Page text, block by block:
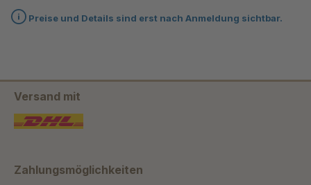
Preise und Details sind erst nach Anmeldung sichtbar.
Versand mit
Zahlungsmöglichkeiten